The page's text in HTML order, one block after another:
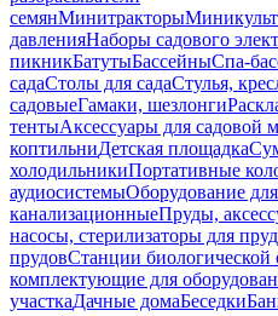
семянМинитракторы
давленияНаборы садового
пикникБатутыБассейныСпа-
садаСтолы для садаСтулья,
садовыеГамаки, шезлонги
тентыАксессуары для садовой
коптильниДетская площадка
холодильникиПортативные
аудиосистемыОборудование для
канализационныеПруды,
насосы, стерилизаторы для
прудовСтанции биологической
комплектующие для
участкаДачные домаБеседки